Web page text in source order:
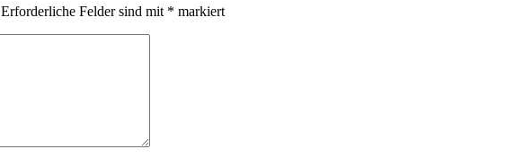
Erforderliche Felder sind mit * markiert